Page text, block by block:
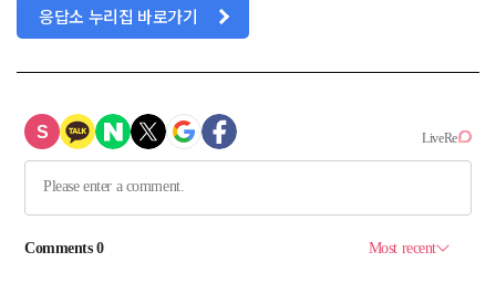
응답소 누리집 바로가기